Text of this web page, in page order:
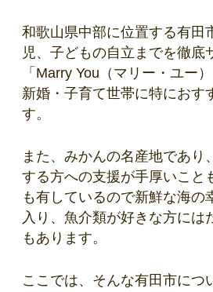
和歌山県中部に位置する有田
児、子どもの自立までを徹底
「Marry You（マリー・ユー
新婚・子育て世帯に特におす
す。
また、みかんの名産地であり
する方への支援が手厚いこと
も有しているので新鮮な海の
入り、魚介類が好きな方には
もあります。
ここでは、そんな有田市につ